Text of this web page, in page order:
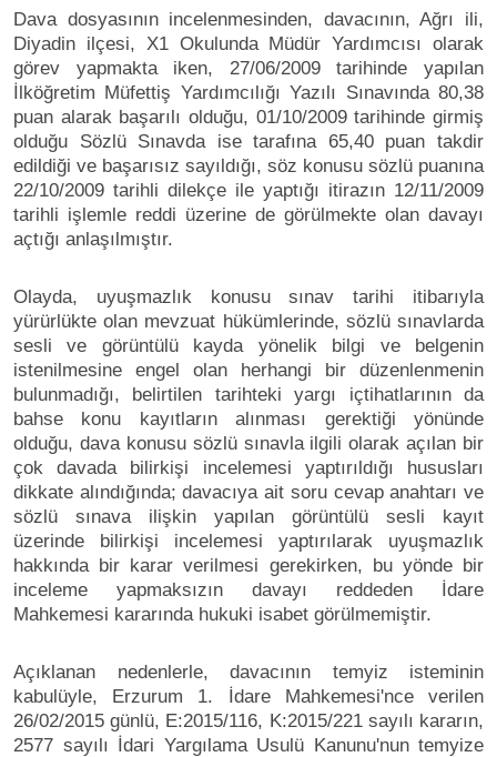
Dava dosyasının incelenmesinden, davacının, Ağrı ili,
Diyadin ilçesi, X1 Okulunda Müdür Yardımcısı olarak
görev yapmakta iken, 27/06/2009 tarihinde yapılan
İlköğretim Müfettiş Yardımcılığı Yazılı Sınavında 80,38
puan alarak başarılı olduğu, 01/10/2009 tarihinde girmiş
olduğu Sözlü Sınavda ise tarafına 65,40 puan takdir
edildiği ve başarısız sayıldığı, söz konusu sözlü puanına
22/10/2009 tarihli dilekçe ile yaptığı itirazın 12/11/2009
tarihli işlemle reddi üzerine de görülmekte olan davayı
açtığı anlaşılmıştır.
Olayda, uyuşmazlık konusu sınav tarihi itibarıyla
yürürlükte olan mevzuat hükümlerinde, sözlü sınavlarda
sesli ve görüntülü kayda yönelik bilgi ve belgenin
istenilmesine engel olan herhangi bir düzenlenmenin
bulunmadığı, belirtilen tarihteki yargı içtihatlarının da
bahse konu kayıtların alınması gerektiği yönünde
olduğu, dava konusu sözlü sınavla ilgili olarak açılan bir
çok davada bilirkişi incelemesi yaptırıldığı hususları
dikkate alındığında; davacıya ait soru cevap anahtarı ve
sözlü sınava ilişkin yapılan görüntülü sesli kayıt
üzerinde bilirkişi incelemesi yaptırılarak uyuşmazlık
hakkında bir karar verilmesi gerekirken, bu yönde bir
inceleme yapmaksızın davayı reddeden İdare
Mahkemesi kararında hukuki isabet görülmemiştir.
Açıklanan nedenlerle, davacının temyiz isteminin
kabulüyle, Erzurum 1. İdare Mahkemesi'nce verilen
26/02/2015 günlü, E:2015/116, K:2015/221 sayılı kararın,
2577 sayılı İdari Yargılama Usulü Kanunu'nun temyize